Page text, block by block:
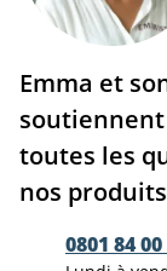
Emma et
toutes les
nos
0801 84 00